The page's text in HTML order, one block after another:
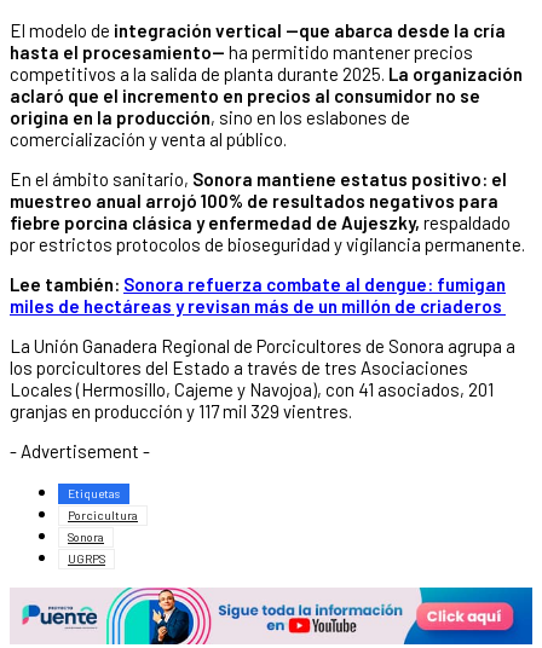
El modelo de integración vertical —que abarca desde la cría
hasta el procesamiento— ha permitido mantener precios
competitivos a la salida de planta durante 2025. La organización
aclaró que el incremento en precios al consumidor no se
origina en la producción, sino en los eslabones de
comercialización y venta al público.
En el ámbito sanitario, Sonora mantiene estatus positivo: el
muestreo anual arrojó 100% de resultados negativos para
fiebre porcina clásica y enfermedad de Aujeszky, respaldado
por estrictos protocolos de bioseguridad y vigilancia permanente.
Lee también: Sonora refuerza combate al dengue: fumigan
miles de hectáreas y revisan más de un millón de criaderos
La Unión Ganadera Regional de Porcicultores de Sonora agrupa a
los porcicultores del Estado a través de tres Asociaciones
Locales (Hermosillo, Cajeme y Navojoa), con 41 asociados, 201
granjas en producción y 117 mil 329 vientres.
- Advertisement -
Etiquetas
Porcicultura
Sonora
UGRPS